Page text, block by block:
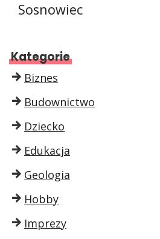
Sosnowiec
Kategorie
Biznes
Budownictwo
Dziecko
Edukacja
Geologia
Hobby
Imprezy